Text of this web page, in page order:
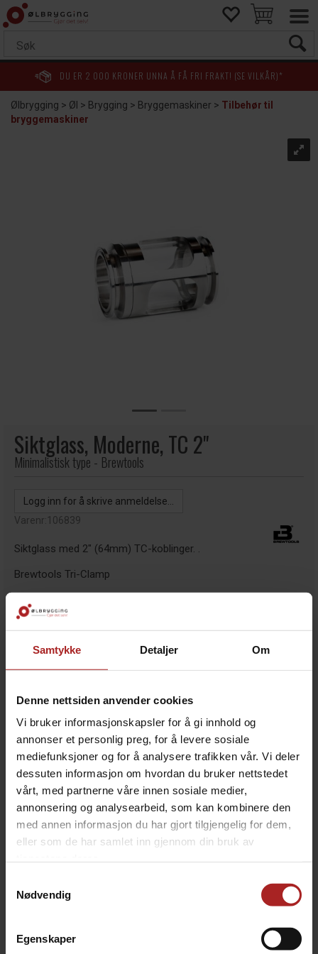
Samtykke Detaljer Om
Denne nettsiden anvender cookies
Vi bruker informasjonskapsler for å gi innhold og
annonser et personlig preg, for å levere sosiale
mediefunksjoner og for å analysere trafikken vår. Vi deler
dessuten informasjon om hvordan du bruker nettstedet
vårt, med partnerne våre innen sosiale medier,
annonsering og analysearbeid, som kan kombinere den
med annen informasjon du har gjort tilgjengelig for dem,
eller som de har samlet inn gjennom din bruk av
Nødvendig
Egenskaper
DU ER 2 000 KRONER UNNA Å FÅ FRI FRAKT! (SE VILKÅR)*
Ølbrygging>Øl >Brygging>Bryggemaskiner>Tilbehør til
bryggemaskiner
Siktglass, Moderne, TC 2"
Minimalistisk type - Brewtools
Logg inn for å skrive anmeldelse...
Varenr:106839
Siktglass med 2" (64mm) TC-koblinger. .
Brewtools Tri-Clamp
Innvendig diameter: 47.8mm
1 399,-
- +
KJØP
Legg i ønskeliste
3 på lager